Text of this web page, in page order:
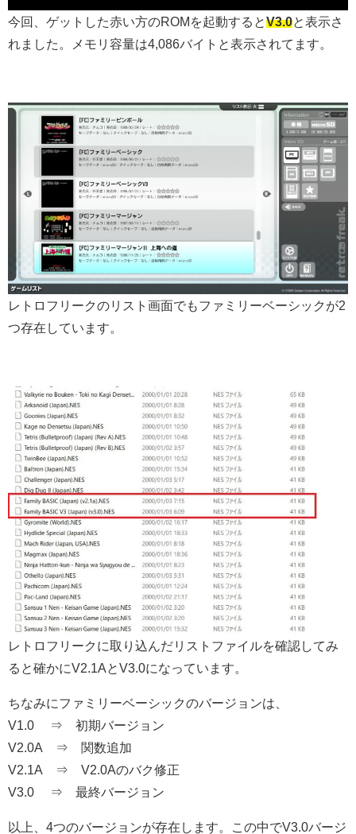
今回、ゲットした赤い方のROMを起動するとV3.0と表示さ
れました。メモリ容量は4,086バイトと表示されてます。
レトロフリークのリスト画面でもファミリーベーシックが2
つ存在しています。
レトロフリークに取り込んだリストファイルを確認してみ
ると確かにV2.1AとV3.0になっています。
ちなみにファミリーベーシックのバージョンは、
V1.0 ⇒ 初期バージョン
V2.0A ⇒ 関数追加
V2.1A ⇒ V2.0Aのバク修正
V3.0 ⇒ 最終バージョン
以上、4つのバージョンが存在します。この中でV3.0バージ